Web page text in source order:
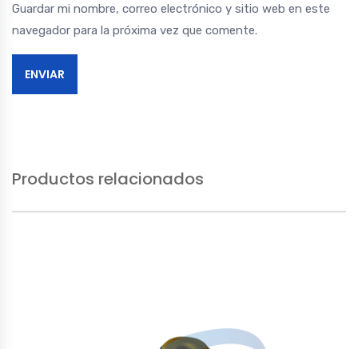
Guardar mi nombre, correo electrónico y sitio web en este
navegador para la próxima vez que comente.
Productos relacionados